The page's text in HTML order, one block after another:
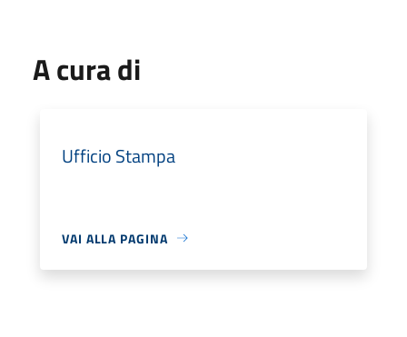
A cura di
Ufficio Stampa
VAI ALLA PAGINA